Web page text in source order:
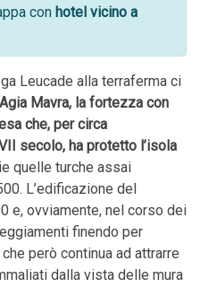
con hotel vicino a
Leucade alla terraferma ci
Mavra, la fortezza con
che, per circa
secolo, ha protetto l’isola
quelle turche assai
L’edificazione del
e, ovviamente, nel corso dei
finendo per
però continua ad attrarre
dalla vista delle mura